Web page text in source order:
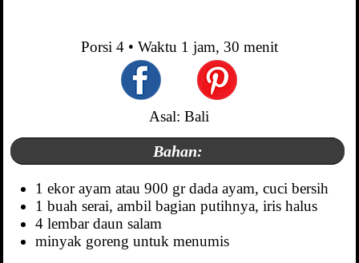
Porsi 4• Waktu 1 jam, 30 menit
Asal: Bali
Bahan:
1 ekor ayam atau 900 gr dada ayam, cuci bersih
1 buah serai, ambil bagian putihnya, iris halus
4 lembar daun salam
minyak goreng untuk menumis